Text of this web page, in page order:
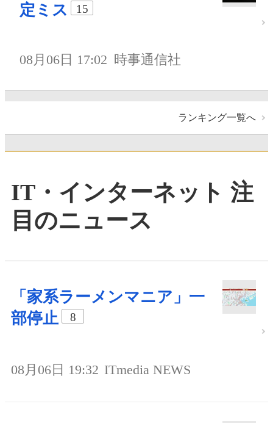
定ミス
15
08月06日 17:02 時事通信社
ランキング一覧へ
IT・インターネット 注
目のニュース
「家系ラーメンマニア」一
部停止
8
08月06日 19:32 ITmedia NEWS